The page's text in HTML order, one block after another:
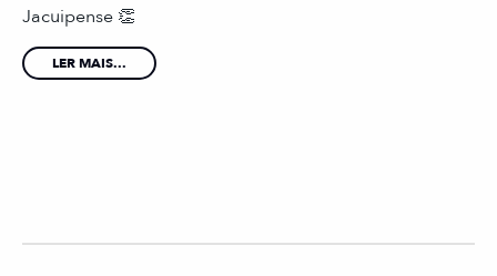
Jacuipense 👏
LER MAIS...